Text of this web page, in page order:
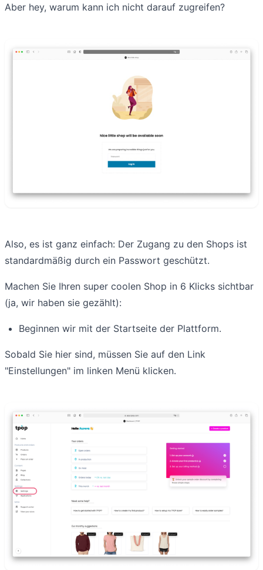
Aber hey, warum kann ich nicht darauf zugreifen?
Also, es ist ganz einfach: Der Zugang zu den Shops ist
standardmäßig durch ein Passwort geschützt.
Machen Sie Ihren super coolen Shop in 6 Klicks sichtbar
(ja, wir haben sie gezählt):
Beginnen wir mit der Startseite der Plattform.
Sobald Sie hier sind, müssen Sie auf den Link
"Einstellungen" im linken Menü klicken.